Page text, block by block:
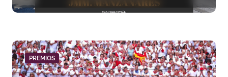
PREMIOS